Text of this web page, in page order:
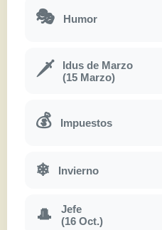
🎭 Humor
🗡
Idus de Marzo
(15 Marzo)
💰 Impuestos
❄ Invierno
🎩
Jefe
(16 Oct.)